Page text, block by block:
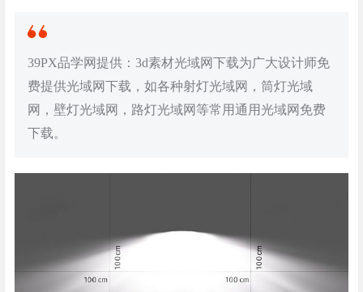
39PX品学网提供：3d素材光域网下载为广大设计师免
费提供光域网下载，如各种射灯光域网，筒灯光域
网，壁灯光域网，路灯光域网等常用通用光域网免费
下载。